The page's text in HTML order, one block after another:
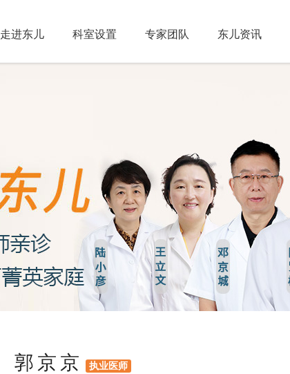
走进东儿 科室设置 专家团队 东儿资讯
郭京京 执业医师